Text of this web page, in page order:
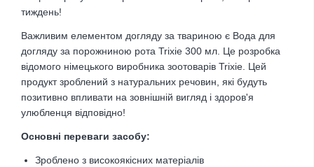
тиждень!
Важливим елементом догляду за твариною є Вода для
догляду за порожниною рота Trixie 300 мл. Це розробка
відомого німецького виробника зоотоварів Trixie. Цей
продукт зроблений з натуральних речовин, які будуть
позитивно впливати на зовнішній вигляд і здоров'я
улюбленця відповідно!
Основні переваги засобу:
Зроблено з високоякісних матеріалів